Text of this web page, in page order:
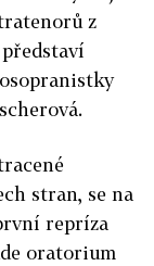
z
stran, se na
repríza
oratorium